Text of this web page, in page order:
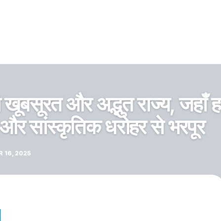
और अद्भुत राज्य, जहाँ
सांस्कृतिक धरोहर से भरपूर
16, 2025